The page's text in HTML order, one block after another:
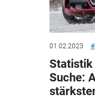
01.02.2023
Statistik
Suche: